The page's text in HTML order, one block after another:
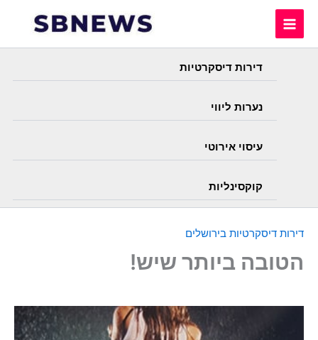
דירות דיסקרטיות
נערות ליווי
עיסוי אירוטי
קוקסינליות
דירות דיסקרטיות בירושלים
הטובה ביותר שיש!